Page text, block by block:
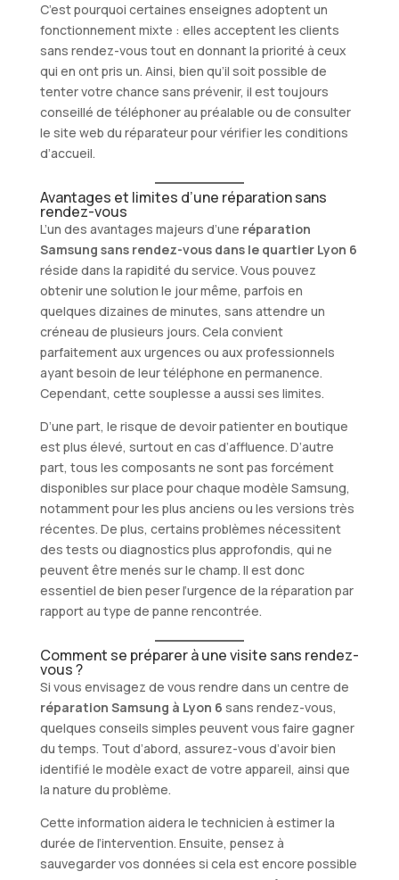
C’est pourquoi certaines enseignes adoptent un
fonctionnement mixte : elles acceptent les clients
sans rendez-vous tout en donnant la priorité à ceux
qui en ont pris un. Ainsi, bien qu’il soit possible de
tenter votre chance sans prévenir, il est toujours
conseillé de téléphoner au préalable ou de consulter
le site web du réparateur pour vérifier les conditions
d’accueil.
Avantages et limites d’une réparation sans
rendez-vous
L’un des avantages majeurs d’une réparation
Samsung sans rendez-vous dans le quartier Lyon 6
réside dans la rapidité du service. Vous pouvez
obtenir une solution le jour même, parfois en
quelques dizaines de minutes, sans attendre un
créneau de plusieurs jours. Cela convient
parfaitement aux urgences ou aux professionnels
ayant besoin de leur téléphone en permanence.
Cependant, cette souplesse a aussi ses limites.
D’une part, le risque de devoir patienter en boutique
est plus élevé, surtout en cas d’affluence. D’autre
part, tous les composants ne sont pas forcément
disponibles sur place pour chaque modèle Samsung,
notamment pour les plus anciens ou les versions très
récentes. De plus, certains problèmes nécessitent
des tests ou diagnostics plus approfondis, qui ne
peuvent être menés sur le champ. Il est donc
essentiel de bien peser l’urgence de la réparation par
rapport au type de panne rencontrée.
Comment se préparer à une visite sans rendez-
vous ?
Si vous envisagez de vous rendre dans un centre de
réparation Samsung à Lyon 6 sans rendez-vous,
quelques conseils simples peuvent vous faire gagner
du temps. Tout d’abord, assurez-vous d’avoir bien
identifié le modèle exact de votre appareil, ainsi que
la nature du problème.
Cette information aidera le technicien à estimer la
durée de l’intervention. Ensuite, pensez à
sauvegarder vos données si cela est encore possible